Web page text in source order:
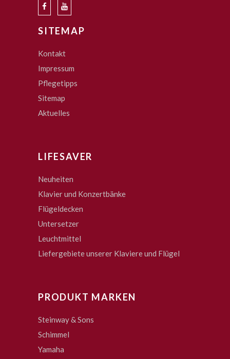
SITEMAP
Kontakt
Impressum
Pflegetipps
Sitemap
Aktuelles
LIFESAVER
Neuheiten
Klavier und Konzertbänke
Flügeldecken
Untersetzer
Leuchtmittel
Liefergebiete unserer Klaviere und Flügel
PRODUKT MARKEN
Steinway & Sons
Schimmel
Yamaha